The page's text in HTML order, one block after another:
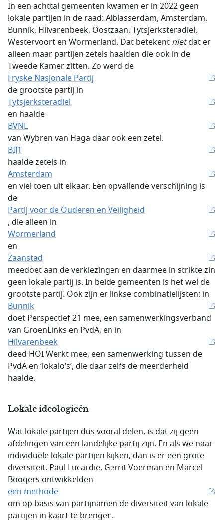
In een achttal gemeenten kwamen er in 2022 geen
lokale partijen in de raad: Alblasserdam, Amsterdam,
Bunnik, Hilvarenbeek, Oostzaan, Tytsjerksteradiel,
Westervoort en Wormerland. Dat betekent nietdat er
alleen maar partijen zetels haalden die ook in de
Tweede Kamer zitten. Zo werd de
Fryske Nasjonale Partij
de grootste partij in
Tytsjerksteradiel
en haalde
BVNL
van Wybren van Haga daar ook een zetel.
BIJ1
haalde zetels in
Amsterdam
en viel toen uit elkaar. Een opvallende verschijning is
de
Partij voor de Ouderen en Veiligheid
, die alleen in
Wormerland
en
Zaanstad
meedoet aan de verkiezingen en daarmee in strikte zin
geen lokale partij is. In beide gemeenten is het wel de
grootste partij. Ook zijn er linkse combinatielijsten: in
Bunnik
doet Perspectief 21 mee, een samenwerkingsverband
van GroenLinks en PvdA, en in
Hilvarenbeek
deed HOI Werkt mee, een samenwerking tussen de
PvdA en ‘lokalo’s’, die daar zelfs de meerderheid
haalde.
Lokale ideologieën
Wat lokale partijen dus vooral delen, is dat zij geen
afdelingen van een landelijke partij zijn. En als we naar
individuele lokale partijen kijken, dan is er een grote
diversiteit. Paul Lucardie, Gerrit Voerman en Marcel
Boogers ontwikkelden
een methode
om op basis van partijnamen de diversiteit van lokale
partijen in kaart te brengen.